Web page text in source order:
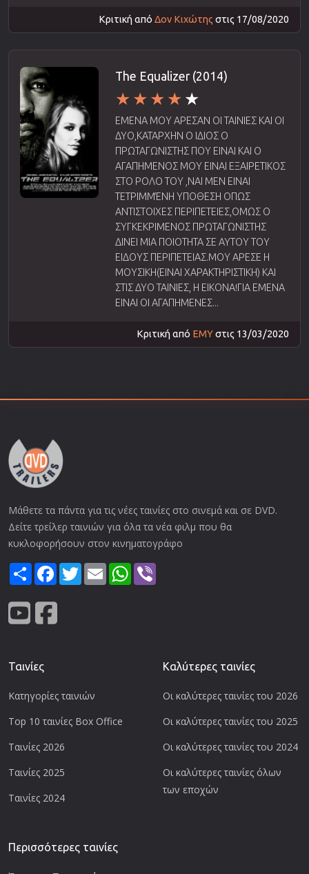
Κριτική από Δον Κιχώτης στις 17/08/2020
The Equalizer (2014)
ΕΜΕΝΑ ΜΟΥ ΑΡΕΣΑΝ ΟΙ ΤΑΙΝΙΕΣ ΚΑΙ ΟΙ
ΔΥΟ,ΚΑΤΑΡΧΗΝ Ο ΙΔΙΟΣ Ο
ΠΡΩΤΑΓΩΝΙΣΤΗΣ ΠΟΥ ΕΙΝΑΙ ΚΑΙ Ο
ΑΓΑΠΗΜΕΝΟΣ ΜΟΥ ΕΙΝΑΙ ΕΞΑΙΡΕΤΙΚΟΣ
ΣΤΟ ΡΟΛΟ ΤΟΥ ,ΝΑΙ ΜΕΝ ΕΙΝΑΙ
ΤΕΤΡΙΜΜΈΝΗ ΥΠΟΘΕΣΗ ΟΠΩΣ
ΑΝΤΙΣΤΟΙΧΕΣ ΠΕΡΙΠΕΤΕΙΕΣ,ΟΜΩΣ Ο
ΣΥΓΚΕΚΡΙΜΕΝΟΣ ΠΡΩΤΑΓΩΝΙΣΤΗΣ
ΔΙΝΕΙ ΜΙΑ ΠΟΙΟΤΗΤΑ ΣΕ ΑΥΤΟΥ ΤΟΥ
ΕΙΔΟΥΣ ΠΕΡΙΠΕΤΕΙΑΣ.ΜΟΥ ΑΡΕΣΕ Η
ΜΟΥΣΙΚΗ(ΕΙΝΑΙ ΧΑΡΑΚΤΗΡΙΣΤΙΚΗ) ΚΑΙ
ΣΤΙΣ ΔΥΟ ΤΑΙΝΙΕΣ, Η ΕΙΚΟΝΑ!ΓΙΑ ΕΜΕΝΑ
ΕΙΝΑΙ ΟΙ ΑΓΑΠΗΜΕΝΕΣ...
Κριτική από ΕΜΥστις 13/03/2020
Μάθετε τα πάντα για τις νέες ταινίες στο σινεμά και σε DVD.
Δείτε τρείλερ ταινιών για όλα τα νέα φιλμ που θα
κυκλοφορήσουν στον κινηματογράφο
ShareFacebook
TwitterEmail WhatsApp
Ταινίες
Κατηγορίες ταινιών
Top 10 ταινίες Box Office
Ταινίες 2026
Ταινίες 2025
Ταινίες 2024
Καλύτερες ταινίες
Οι καλύτερες ταινίες του 2026
Οι καλύτερες ταινίες του 2025
Οι καλύτερες ταινίες του 2024
Οι καλύτερες ταινίες όλων
των εποχών
Περισσότερες ταινίες